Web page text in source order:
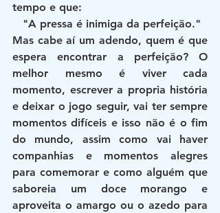
tempo e que:
"A pressa é inimiga da perfeição."
Mas cabe aí um adendo, quem é que
espera encontrar a perfeição? O
melhor mesmo é viver cada
momento, escrever a propria história
e deixar o jogo seguir, vai ter sempre
momentos difíceis e isso não é o fim
do mundo, assim como vai haver
companhias e momentos alegres
para comemorar e como alguém que
saboreia um doce morango e
aproveita o amargo ou o azedo para